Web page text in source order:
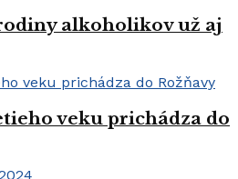
alkoholikov už aj
veku prichádza do